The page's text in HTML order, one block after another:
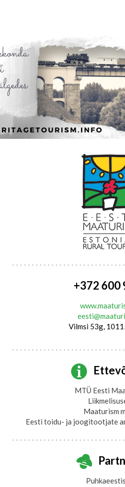
+372 600
Vilmsi 53g,
MTÜ Eesti
Maaturism
Eesti toidu- ja joogitootjate